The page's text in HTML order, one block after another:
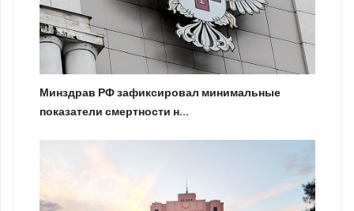
Минздрав РФ зафиксировал минимальные
показатели смертности н...